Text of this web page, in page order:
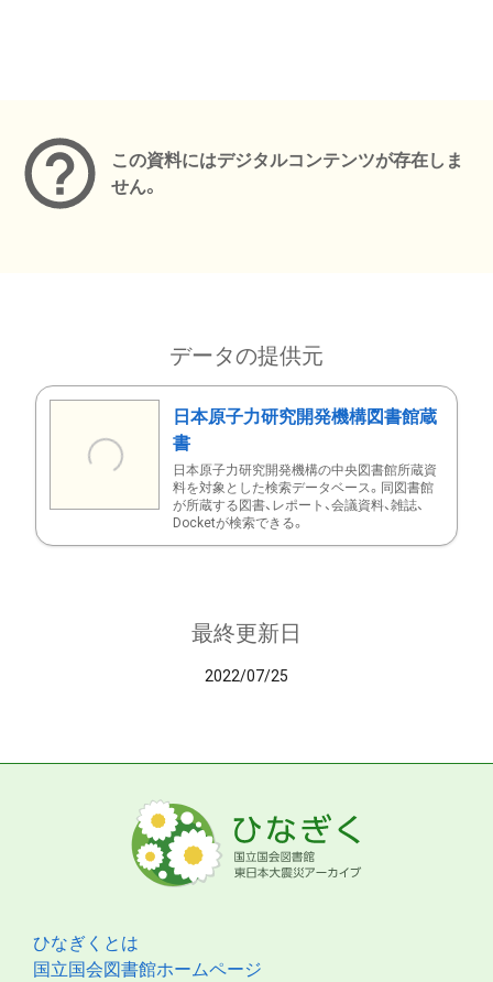
この資料にはデジタルコンテンツが存在しま
せん。
データの提供元
日本原子力研究開発機構図書館蔵
書
日本原子力研究開発機構の中央図書館所蔵資
料を対象とした検索データベース。同図書館
が所蔵する図書、レポート、会議資料、雑誌、
Docketが検索できる。
最終更新日
2022/07/25
ひなぎくとは
国立国会図書館ホームページ